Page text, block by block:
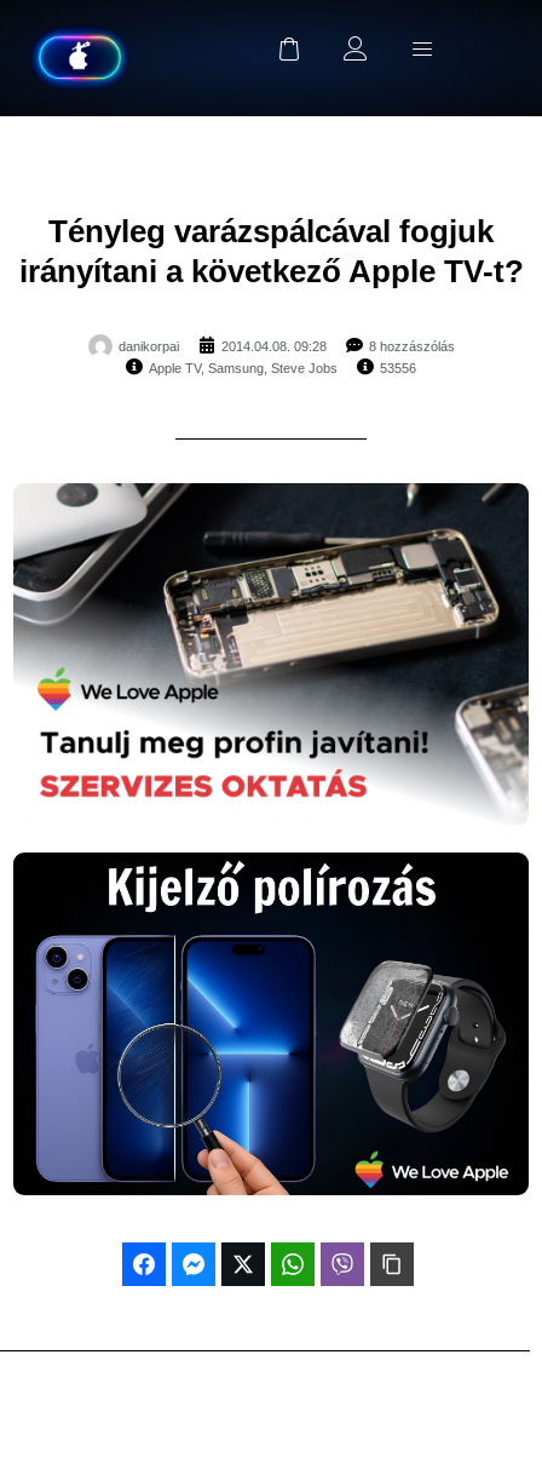
Tényleg varázspálcával fogjuk
irányítani a következő Apple TV-t?
danikorpai 2014.04.08. 09:28
8 hozzászólás
Apple TV, Samsung Steve Jobs 53556